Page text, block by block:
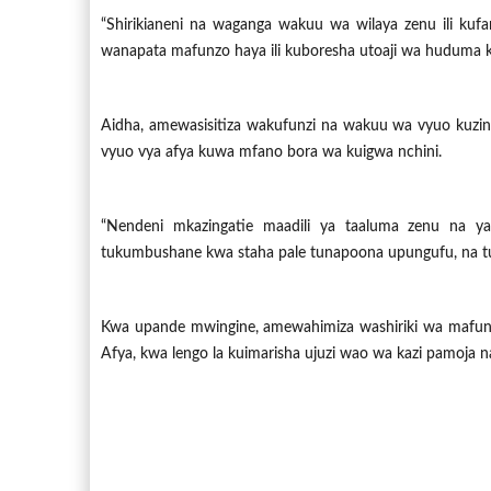
“Shirikianeni na waganga wakuu wa wilaya zenu ili
wanapata mafunzo haya ili kuboresha utoaji wa huduma
Aidha, amewasisitiza wakufunzi na wakuu wa vyuo
vyuo vya afya kuwa mfano bora wa kuigwa nchini.
“Nendeni mkazingatie maadili ya taaluma zenu na
tukumbushane kwa staha pale tunapoona upungufu, na
Kwa upande mwingine, amewahimiza washiriki wa
Afya, kwa lengo la kuimarisha ujuzi wao wa kazi pamoja